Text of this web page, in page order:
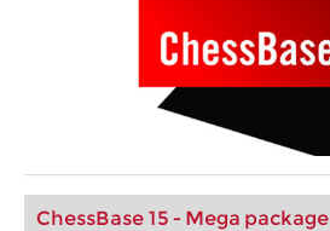
ChessBase 15 - Mega package